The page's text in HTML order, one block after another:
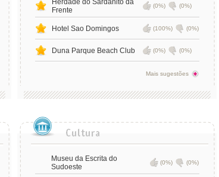
Herdade do Sardanito da
Frente
(0%) (0%)
Hotel Sao Domingos (100%) (0%)
Duna Parque Beach Club (0%) (0%)
Mais sugestões
Museu da Escrita do
Sudoeste
(0%) (0%)